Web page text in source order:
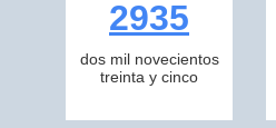
2935
dos mil novecientos
treinta y cinco